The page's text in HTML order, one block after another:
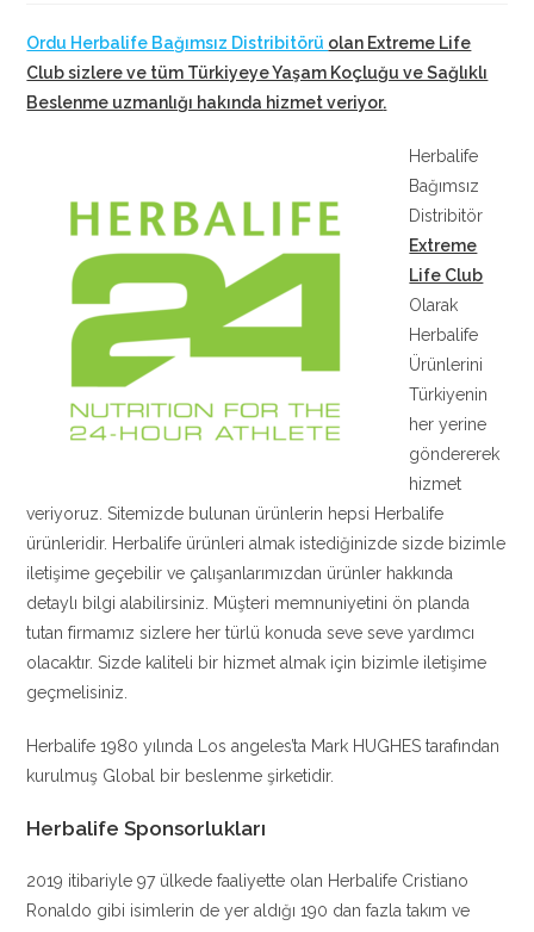
Ordu Herbalife Bağımsız Distribitörü olan Extreme Life
Club sizlere ve tüm Türkiyeye Yaşam Koçluğu ve Sağlıklı
Beslenme uzmanlığı hakında hizmet veriyor.
Herbalife
Bağımsız
Distribitör
Extreme
Life Club
Olarak
Herbalife
Ürünlerini
Türkiyenin
her yerine
göndererek
hizmet
veriyoruz. Sitemizde bulunan ürünlerin hepsi Herbalife
ürünleridir. Herbalife ürünleri almak istediğinizde sizde bizimle
iletişime geçebilir ve çalışanlarımızdan ürünler hakkında
detaylı bilgi alabilirsiniz. Müşteri memnuniyetini ön planda
tutan firmamız sizlere her türlü konuda seve seve yardımcı
olacaktır. Sizde kaliteli bir hizmet almak için bizimle iletişime
geçmelisiniz.
Herbalife 1980 yılında Los angeles’ta Mark HUGHES tarafından
kurulmuş Global bir beslenme şirketidir.
Herbalife Sponsorlukları
2019 itibariyle 97 ülkede faaliyette olan Herbalife Cristiano
Ronaldo gibi isimlerin de yer aldığı 190 dan fazla takım ve